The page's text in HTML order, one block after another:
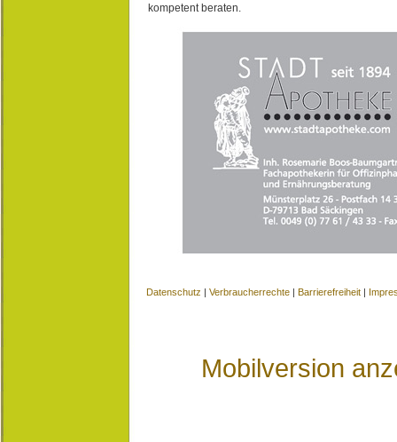
kompetent beraten.
Datenschutz | Verbraucherrechte | Barrierefreiheit |
Mobilversion